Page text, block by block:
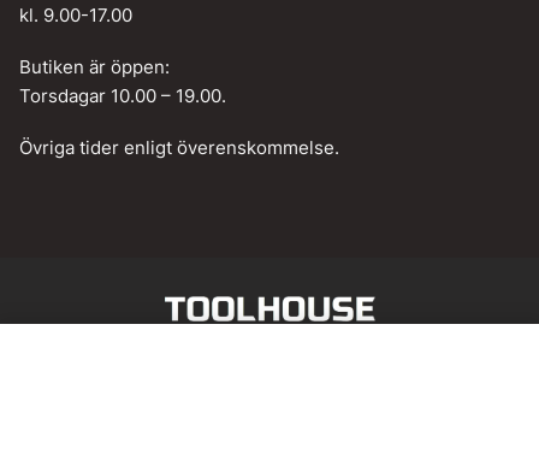
kl. 9.00-17.00
Butiken är öppen:
Torsdagar 10.00 – 19.00.
Övriga tider enligt överenskommelse.